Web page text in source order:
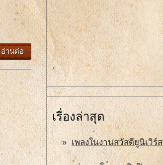
เรื่องล่าสุด
เพลงในงานสวัสดียูนิเวิร์ส
อ่านต่อ